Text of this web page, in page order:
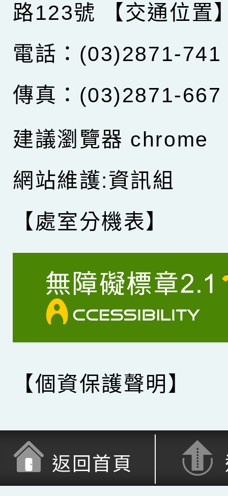
路123號
【交通位置
電話：(03)2871-741
傳真：(03)2871-667
建議瀏覽器 chrome
網站維護:資訊組
【處室分機表】
【個資保護聲明】
返回首頁